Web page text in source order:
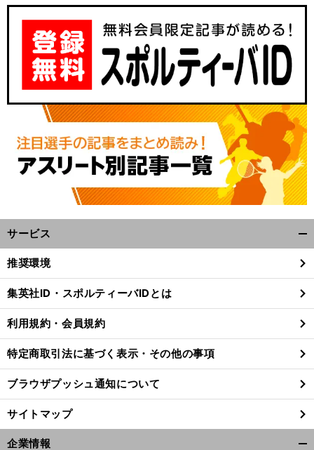
サービス
閉
る
推奨環境
集英社ID・スポルティーバIDとは
利用規約・会員規約
特定商取引法に基づく表示・その他の事項
ブラウザプッシュ通知について
サイトマップ
企業情報